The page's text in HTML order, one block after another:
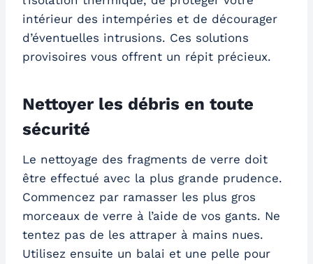
intérieur des intempéries et de décourager
d’éventuelles intrusions. Ces solutions
provisoires vous offrent un répit précieux.
Nettoyer les débris en toute
sécurité
Le nettoyage des fragments de verre doit
être effectué avec la plus grande prudence.
Commencez par ramasser les plus gros
morceaux de verre à l’aide de vos gants. Ne
tentez pas de les attraper à mains nues.
Utilisez ensuite un balai et une pelle pour